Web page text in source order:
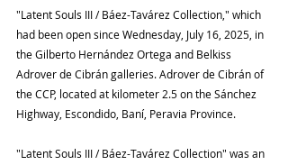
"Latent Souls III / Báez-Tavárez Collection," which
had been open since Wednesday, July 16, 2025, in
the Gilberto Hernández Ortega and Belkiss
Adrover de Cibrán galleries. Adrover de Cibrán of
the CCP, located at kilometer 2.5 on the Sánchez
Highway, Escondido, Baní, Peravia Province.
"Latent Souls III / Báez-Tavárez Collection" was an